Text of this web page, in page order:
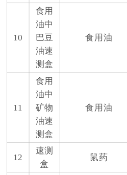
10
食用
油中
巴豆
油速
测盒
食用油
11
食用
油中
矿物
油速
测盒
食用油
12
速测
盒
鼠药